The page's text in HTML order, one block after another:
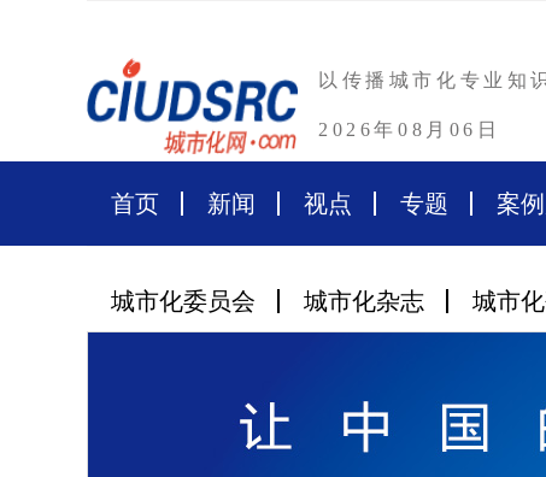
以传播城市化专业知
2026年08月06日
首页 新闻 视点 专题 案
城市化委员会 城市化杂志 城市